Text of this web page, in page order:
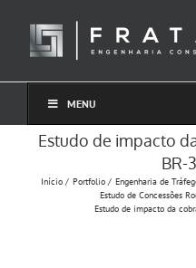
conteúdo
MENU
Estudo de impacto
BR-
Início Portfolio Engenharia de
Estudo de Concessões
Estudo de impacto da